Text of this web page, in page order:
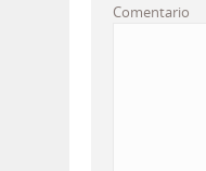
Comentario